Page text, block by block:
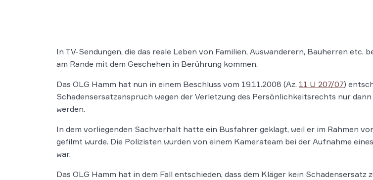
In TV-Sendungen, die das reale Leben von Familien, Auswanderern, Bauherren
am Rande mit dem Geschehen in Berührung kommen.
Das OLG Hamm hat nun in einem Beschluss vom 19.11.2008 (Az. 11 U 207/07)
Schadensersatzanspruch wegen der Verletzung des Persönlichkeitsrechts nur
werden.
In dem vorliegenden Sachverhalt hatte ein Busfahrer geklagt, weil er im Rahmen
gefilmt wurde. Die Polizisten wurden von einem Kamerateam bei der Aufnahme
war.
Das OLG Hamm hat in dem Fall entschieden, dass dem Kläger kein